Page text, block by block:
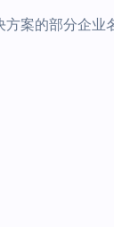
案的部分企业